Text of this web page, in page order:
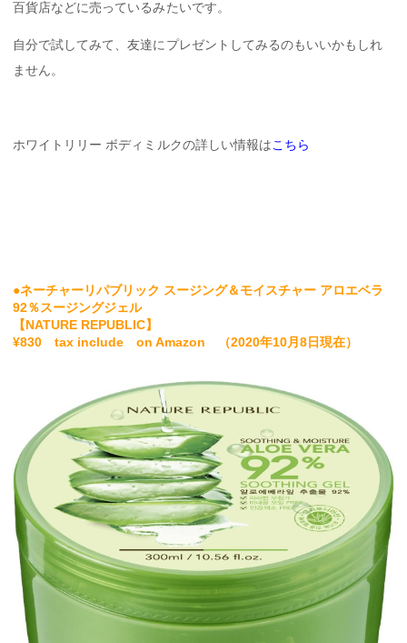
百貨店などに売っているみたいです。
自分で試してみて、友達にプレゼントしてみるのもいいかもしれ
ません。
ホワイトリリー ボディミルクの詳しい情報はこちら
●ネーチャーリパブリック スージング＆モイスチャー アロエベラ
92％スージングジェル
【NATURE REPUBLIC】
¥830 tax include on Amazon （2020年10月8日現在）